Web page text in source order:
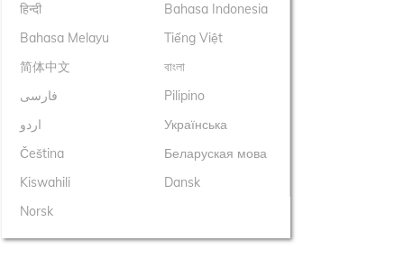
हिन्दी
Bahasa Indonesia
Bahasa Melayu
Tiếng Việt
简体中文
বাংলা
فارسی
Pilipino
اردو
Українська
Čeština
Беларуская мова
Kiswahili
Dansk
Norsk